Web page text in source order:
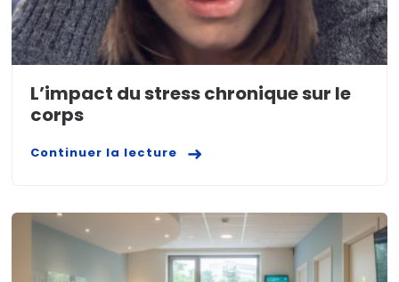
L’impact du stress chronique sur le
corps
Continuer la lecture